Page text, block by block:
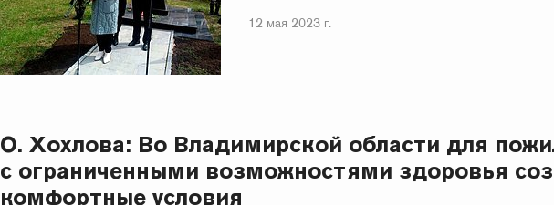
12 мая 2023 г.
О. Хохлова: Во Владимирской области для
с ограниченными возможностями здоровья
комфортные условия